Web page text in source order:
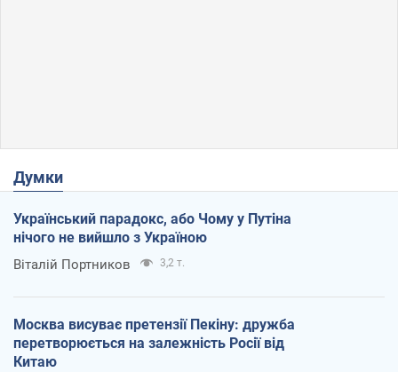
Думки
Український парадокс, або Чому у Путіна
нічого не вийшло з Україною
Віталій Портников 3,2 т.
Москва висуває претензії Пекіну: дружба
перетворюється на залежність Росії від
Китаю